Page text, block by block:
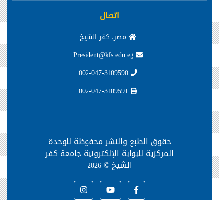
اتصال
مصر، كفر الشيخ
حقوق الطبع والنشر محفوظة للوحدة
المركزية للبوابة الإلكترونية جامعة كفر
الشيخ ©2026